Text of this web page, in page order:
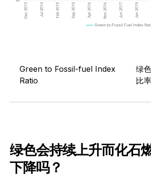
Green to Fossil-fuel Index
Ratio
绿
比率
绿色会持续上升而化石
下降吗？